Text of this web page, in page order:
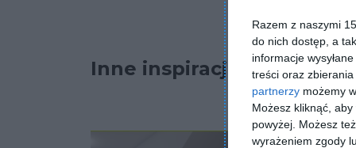
Razem z naszymi
do nich dostęp, a
informacje
treści oraz
partnerzy możemy
Możesz kliknąć,
powyżej. Możesz
wyrażeniem zgody
Inne inspiracje